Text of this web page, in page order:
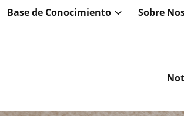
Base de Conocimiento Sobre